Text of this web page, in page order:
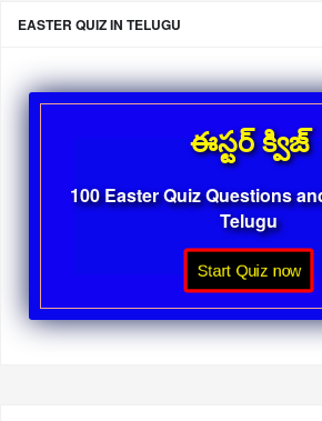
EASTER QUIZ IN TELUGU
ఈస్టర్ క్విజ్
100 Easter Quiz Questions
Telugu
Start Quiz now